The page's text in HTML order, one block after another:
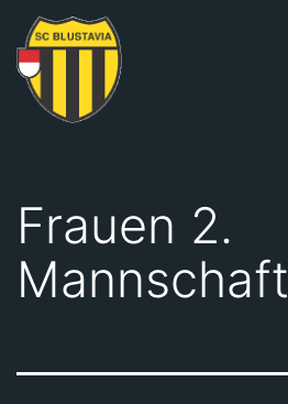
Skip
to
content
SC
Blustavia
Frauen 2.
Mannschaft